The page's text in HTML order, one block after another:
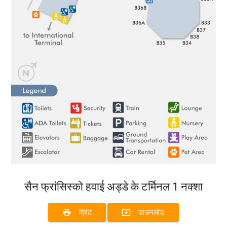
सैन फ्रांसिस्को हवाई अड्डे के टर्मिनल 1 नक्शा
print प्रिंट system_update_alt डाउनलोड